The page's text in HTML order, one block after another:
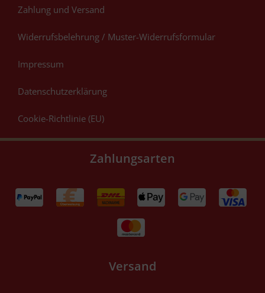
Zahlung und Versand
Widerrufsbelehrung / Muster-Widerrufsformular
Impressum
Datenschutzerklärung
Cookie-Richtlinie (EU)
Zahlungsarten
Versand